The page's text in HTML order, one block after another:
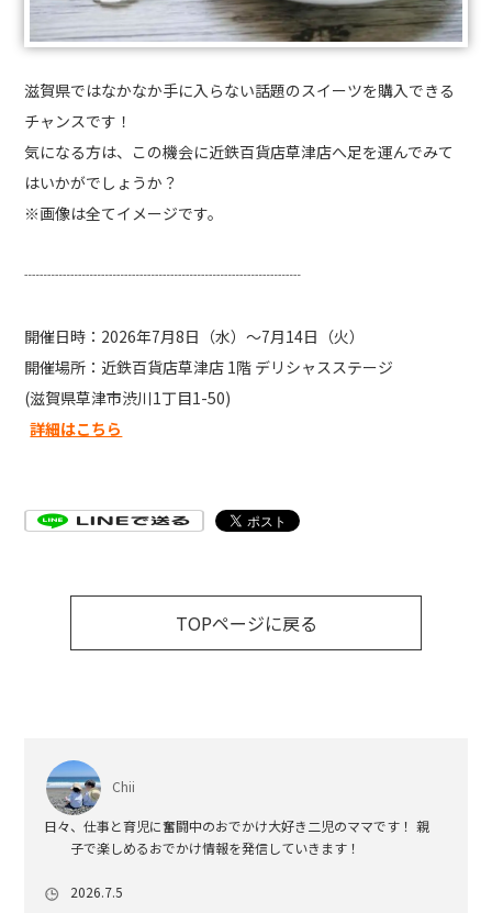
滋賀県ではなかなか手に入らない話題のスイーツを購入できる
チャンスです！
気になる方は、この機会に近鉄百貨店草津店へ足を運んでみて
はいかがでしょうか？
※画像は全てイメージです。
┈┈┈┈┈┈┈┈┈┈┈┈┈┈┈┈┈┈
開催日時：2026年7月8日（水）～7月14日（火）
開催場所：近鉄百貨店草津店 1階 デリシャスステージ
(滋賀県草津市渋川1丁目1-50)
詳細はこちら
TOPページに戻る
Chii
日々、仕事と育児に奮闘中のおでかけ大好き二児のママです！ 親
子で楽しめるおでかけ情報を発信していきます！
2026.7.5